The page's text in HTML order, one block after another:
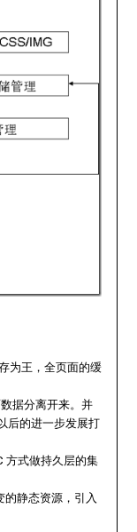
为王，全页面的缓
据分离开来。并
后的进一步发展打
方式做持久层的集
的静态资源，引入